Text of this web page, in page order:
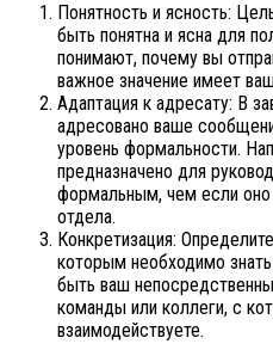
Понятность и ясность:
быть понятна и ясна для
понимают, почему вы
важное значение имеет
Адаптация к адресату: В
адресовано ваше
уровень формальности.
предназначено для
формальным, чем если оно
отдела.
Конкретизация:
которым необходимо
быть ваш
команды или коллеги, с
взаимодействуете.